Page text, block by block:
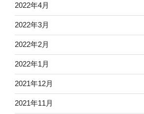
2022年4月
2022年3月
2022年2月
2022年1月
2021年12月
2021年11月